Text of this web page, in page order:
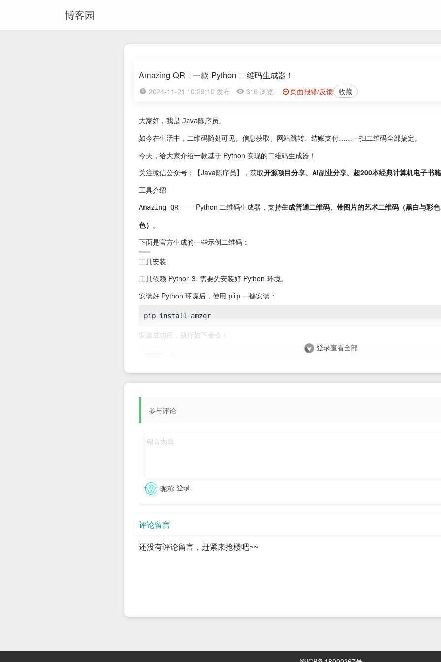
博客园
Amazing QR！一款 Python 二维码生成器！
2024-11-21 10:29:10 发布 316 浏览 页面报错/反馈 收藏
大家好，我是 Java陈序员。
如今在生活中，二维码随处可见。信息获取、网站跳转、结账支付……一扫二维码全部搞定。
今天，给大家介绍一款基于 Python 实现的二维码生成器！
关注微信公众号：【Java陈序员】，获取开源项目分享、AI副业分享、超200本经典计算机电子书籍
工具介绍
Amazing-QR—— Python 二维码生成器，支持生成普通二维码、带图片的艺术二维码（黑白与彩
色） 。
下面是官方生成的一些示例二维码：
工具安装
工具依赖 Python 3, 需要先安装好 Python 环境。
安装好 Python 环境后，使用 pip 一键安装：
安装成功后，执行如下命令：
输出如下信息，说明安装成功：
             [-l {L,M,Q,H}] [-p PICTURE] [-c] [-con CONTRAST] [-bri BRIGHTNESS] [-n NAME] [-d
positional arguments:
                        file for the supported characters.
options:
5,36,37,38,39,40}
                        to 40.
登录查看全部
参与评论
昵称 登录
评论留言
还没有评论留言，赶紧来抢楼吧~~